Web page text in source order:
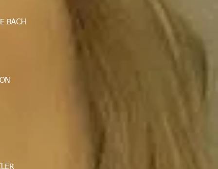
BACH